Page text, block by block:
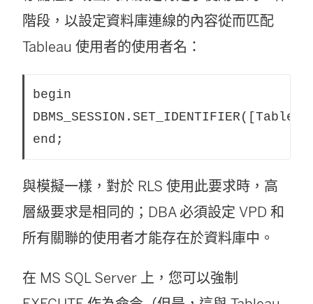
階段，以設定資料庫連線的內容從而匹配
Tableau 使用者的使用者名：
begin
end;
與模擬一樣，對於 RLS 使用此要求時，高
層級要求是相同的；DBA 必須設定 VPD 和
所有關聯的使用者才能存在於資料庫中。
在 MS SQL Server 上，您可以強制